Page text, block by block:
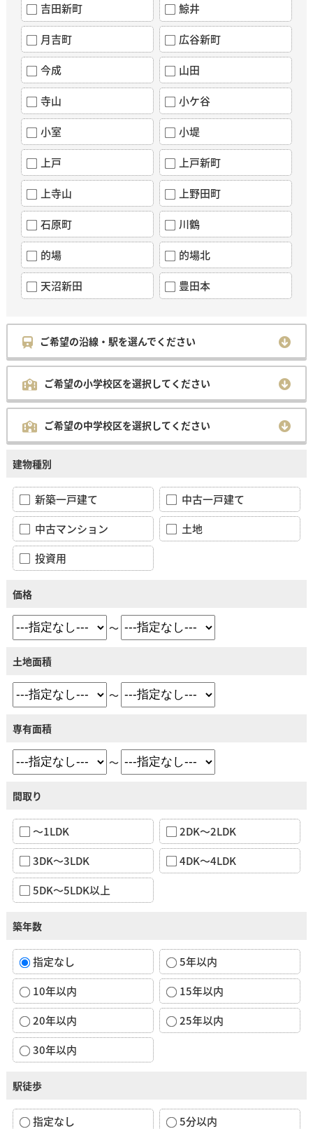
吉田新町 鯨井
月吉町 広谷新町
今成 山田
寺山 小ケ谷
小室 小堤
上戸 上戸新町
上寺山 上野田町
石原町 川鶴
的場 的場北
天沼新田 豊田本
ご希望の沿線・駅を選んでください
ご希望の小学校区を選択してください
ご希望の中学校区を選択してください
建物種別
新築一戸建て
中古一戸建て
中古マンション
土地
投資用
価格
～
土地面積
～
専有面積
～
間取り
～1LDK
2DK～2LDK
3DK～3LDK
4DK～4LDK
5DK～5LDK以上
築年数
指定なし
5年以内
10年以内
15年以内
20年以内
25年以内
30年以内
駅徒歩
指定なし 5分以内